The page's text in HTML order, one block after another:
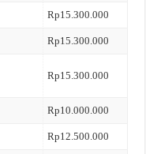
Rp15.300.000
Rp15.300.000
Rp15.300.000
Rp10.000.000
Rp12.500.000